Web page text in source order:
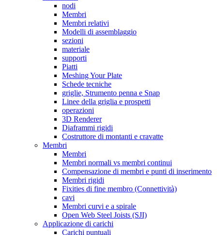
nodi
Membri
Membri relativi
Modelli di assemblaggio
sezioni
materiale
supporti
Piatti
Meshing Your Plate
Schede tecniche
griglie, Strumento penna e Snap
Linee della griglia e prospetti
operazioni
3D Renderer
Diaframmi rigidi
Costruttore di montanti e cravatte
Membri
Membri
Membri normali vs membri continui
Compensazione di membri e punti di inserimento
Membri rigidi
Fixities di fine membro (Connettività)
cavi
Membri curvi e a spirale
Open Web Steel Joists (SJI)
Applicazione di carichi
Carichi puntuali